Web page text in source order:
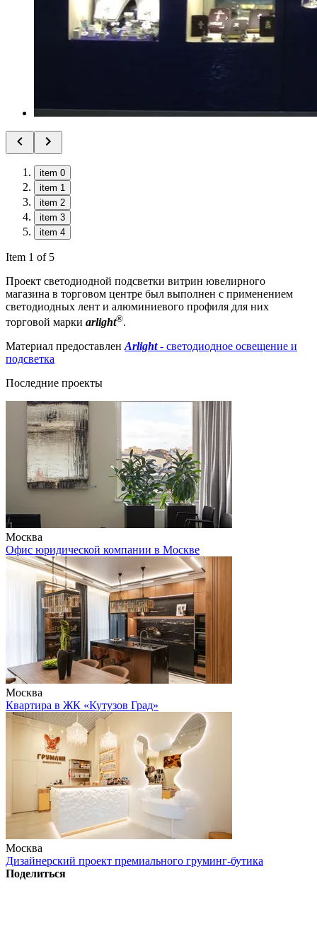
item 0
item 1
item 2
item 3
item 4
Item 1 of 5
Проект светодиодной подсветки витрин ювелирного
магазина в торговом центре был выполнен с применением
светодиодных лент и алюминиевого профиля для них
торговой марки arlight®.
Материал предоставлен Arlight- светодиодное освещение и
подсветка
Последние проекты
Москва
Офис юридической компании в Москве
Москва
Квартира в ЖК «Кутузов Град»
Москва
Дизайнерский проект премиального груминг-бутика
Поделиться